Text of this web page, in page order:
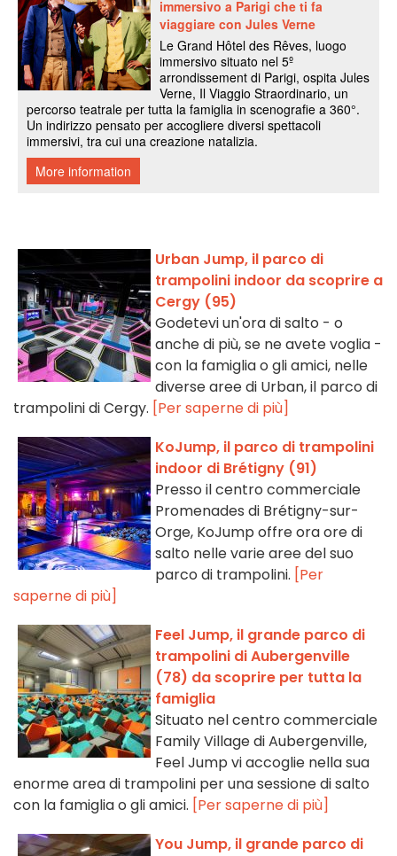
Urban Jump, il parco di
trampolini indoor da scoprire a
Cergy (95)
Godetevi un'ora di salto - o
anche di più, se ne avete voglia -
con la famiglia o gli amici, nelle
diverse aree di Urban, il parco di
trampolini di Cergy. [Per saperne di più]
KoJump, il parco di trampolini
indoor di Brétigny (91)
Presso il centro commerciale
Promenades di Brétigny-sur-
Orge, KoJump offre ora ore di
salto nelle varie aree del suo
parco di trampolini. [Per
saperne di più]
Feel Jump, il grande parco di
trampolini di Aubergenville
(78) da scoprire per tutta la
famiglia
Situato nel centro commerciale
Family Village di Aubergenville,
Feel Jump vi accoglie nella sua
enorme area di trampolini per una sessione di salto
con la famiglia o gli amici. [Per saperne di più]
You Jump, il grande parco di